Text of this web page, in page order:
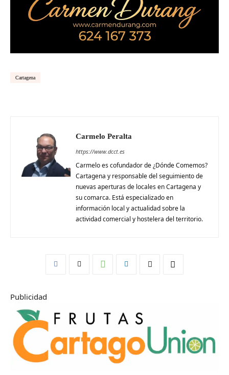
Cartagena
Carmelo Peralta
https://www.dcct.es
Carmelo es cofundador de ¿Dónde Comemos?
Cartagena y responsable del seguimiento de
nuevas aperturas de locales en Cartagena y
su comarca. Está especializado en
información local y actualidad sobre la
actividad comercial y hostelera del territorio.
Publicidad